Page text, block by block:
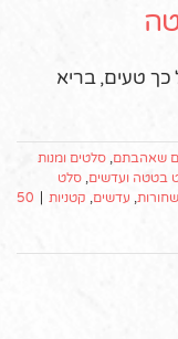
טעים, בריא
שאהבתם סלטים ומנות
בטטה ועדשים סלט
עדשים קטניות |
50